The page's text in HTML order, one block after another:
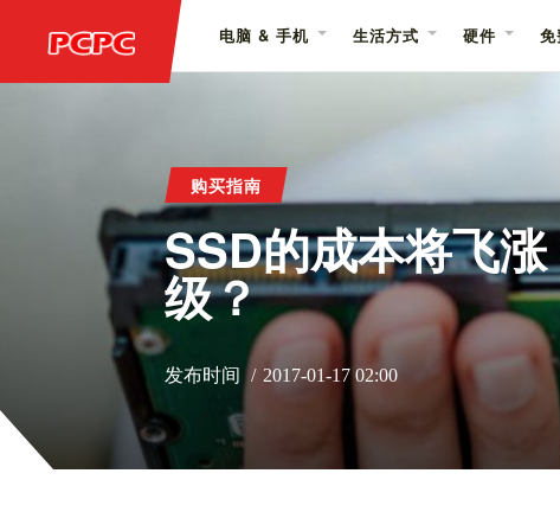
电脑 & 手机 生活方式 硬件
购买指南
SSD的成本将飞
级？
发布时间 2017-01-17 02:00